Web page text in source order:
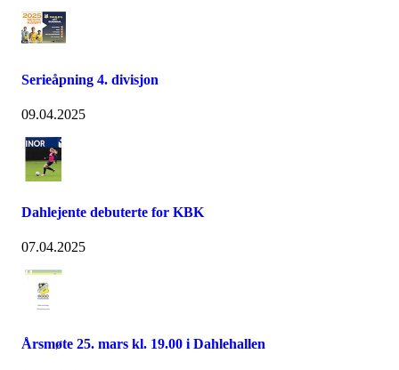
Serieåpning 4. divisjon
09.04.2025
Dahlejente debuterte for KBK
07.04.2025
Årsmøte 25. mars kl. 19.00 i Dahlehallen